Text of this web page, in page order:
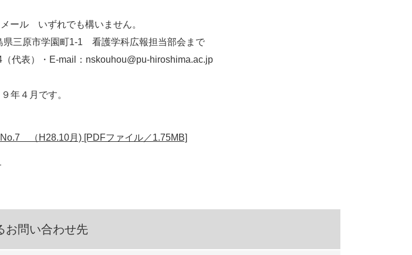
ール いずれでも構いません。
三原市学園町1-1 看護学科広報担当部会まで
表）・E-mail：nskouhou@pu-hiroshima.ac.jp
年４月です。
（H28.10月) [PDFファイル／1.75MB]
お問い合わせ先